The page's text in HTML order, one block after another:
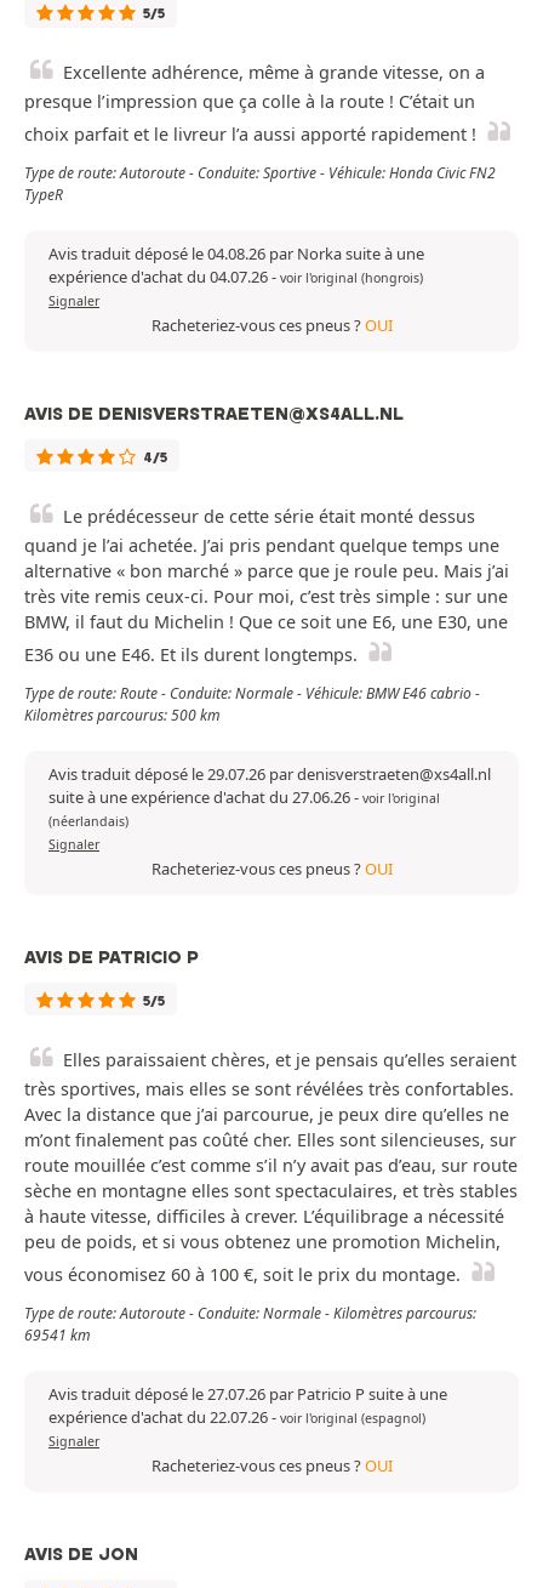
5/5
Excellente adhérence, même à grande vitesse, on a
presque l’impression que ça colle à la route ! C’était un
choix parfait et le livreur l’a aussi apporté rapidement !
Type de route: Autoroute - Conduite: Sportive - Véhicule: Honda Civic FN2
TypeR
Avis traduit déposé le 04.08.26 par Norka suite à une
expérience d'achat du 04.07.26- voir l'original (hongrois)
Signaler
Racheteriez-vous ces pneus ?OUI
AVIS DE DENISVERSTRAETEN@XS4ALL.NL
4/5
Le prédécesseur de cette série était monté dessus
quand je l’ai achetée. J’ai pris pendant quelque temps une
alternative « bon marché » parce que je roule peu. Mais j’ai
très vite remis ceux-ci. Pour moi, c’est très simple : sur une
BMW, il faut du Michelin ! Que ce soit une E6, une E30, une
E36 ou une E46. Et ils durent longtemps.
Type de route: Route - Conduite: Normale - Véhicule: BMW E46 cabrio -
Kilomètres parcourus: 500 km
Avis traduit déposé le 29.07.26 par denisverstraeten@xs4all.nl
suite à une expérience d'achat du 27.06.26- voir l'original
(néerlandais)
Signaler
Racheteriez-vous ces pneus ?OUI
AVIS DE PATRICIO P
5/5
Elles paraissaient chères, et je pensais qu’elles seraient
très sportives, mais elles se sont révélées très confortables.
Avec la distance que j’ai parcourue, je peux dire qu’elles ne
m’ont finalement pas coûté cher. Elles sont silencieuses, sur
route mouillée c’est comme s’il n’y avait pas d’eau, sur route
sèche en montagne elles sont spectaculaires, et très stables
à haute vitesse, difficiles à crever. L’équilibrage a nécessité
peu de poids, et si vous obtenez une promotion Michelin,
vous économisez 60 à 100 €, soit le prix du montage.
Type de route: Autoroute - Conduite: Normale - Kilomètres parcourus:
69541 km
Avis traduit déposé le 27.07.26 par Patricio P suite à une
expérience d'achat du 22.07.26- voir l'original (espagnol)
Signaler
Racheteriez-vous ces pneus ?OUI
AVIS DE JON